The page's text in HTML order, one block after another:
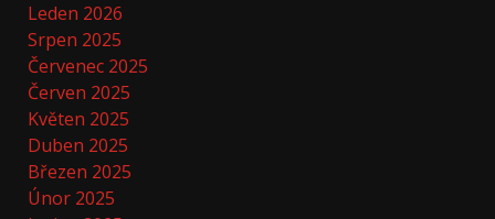
Leden 2026
Srpen 2025
Červenec 2025
Červen 2025
Květen 2025
Duben 2025
Březen 2025
Únor 2025